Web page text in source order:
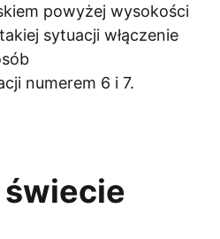
powyżej wysokości
sytuacji włączenie
numerem 6 i 7.
świecie